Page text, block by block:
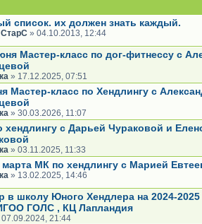
список. их должен знать каждый.
» 04.10.2013, 12:44
Мастер-класс по дог-фитнессу с
» 17.12.2025, 07:51
Мастер-класс по Хендлингу с
» 30.03.2026, 11:07
хендлингу с Дарьей Чураковой и
» 03.11.2025, 11:33
марта МК по хендлингу с Марией
» 13.02.2025, 14:46
в школу Юного Хендлера на 2024-
ГОЛС , КЦ Лапландия
21:44